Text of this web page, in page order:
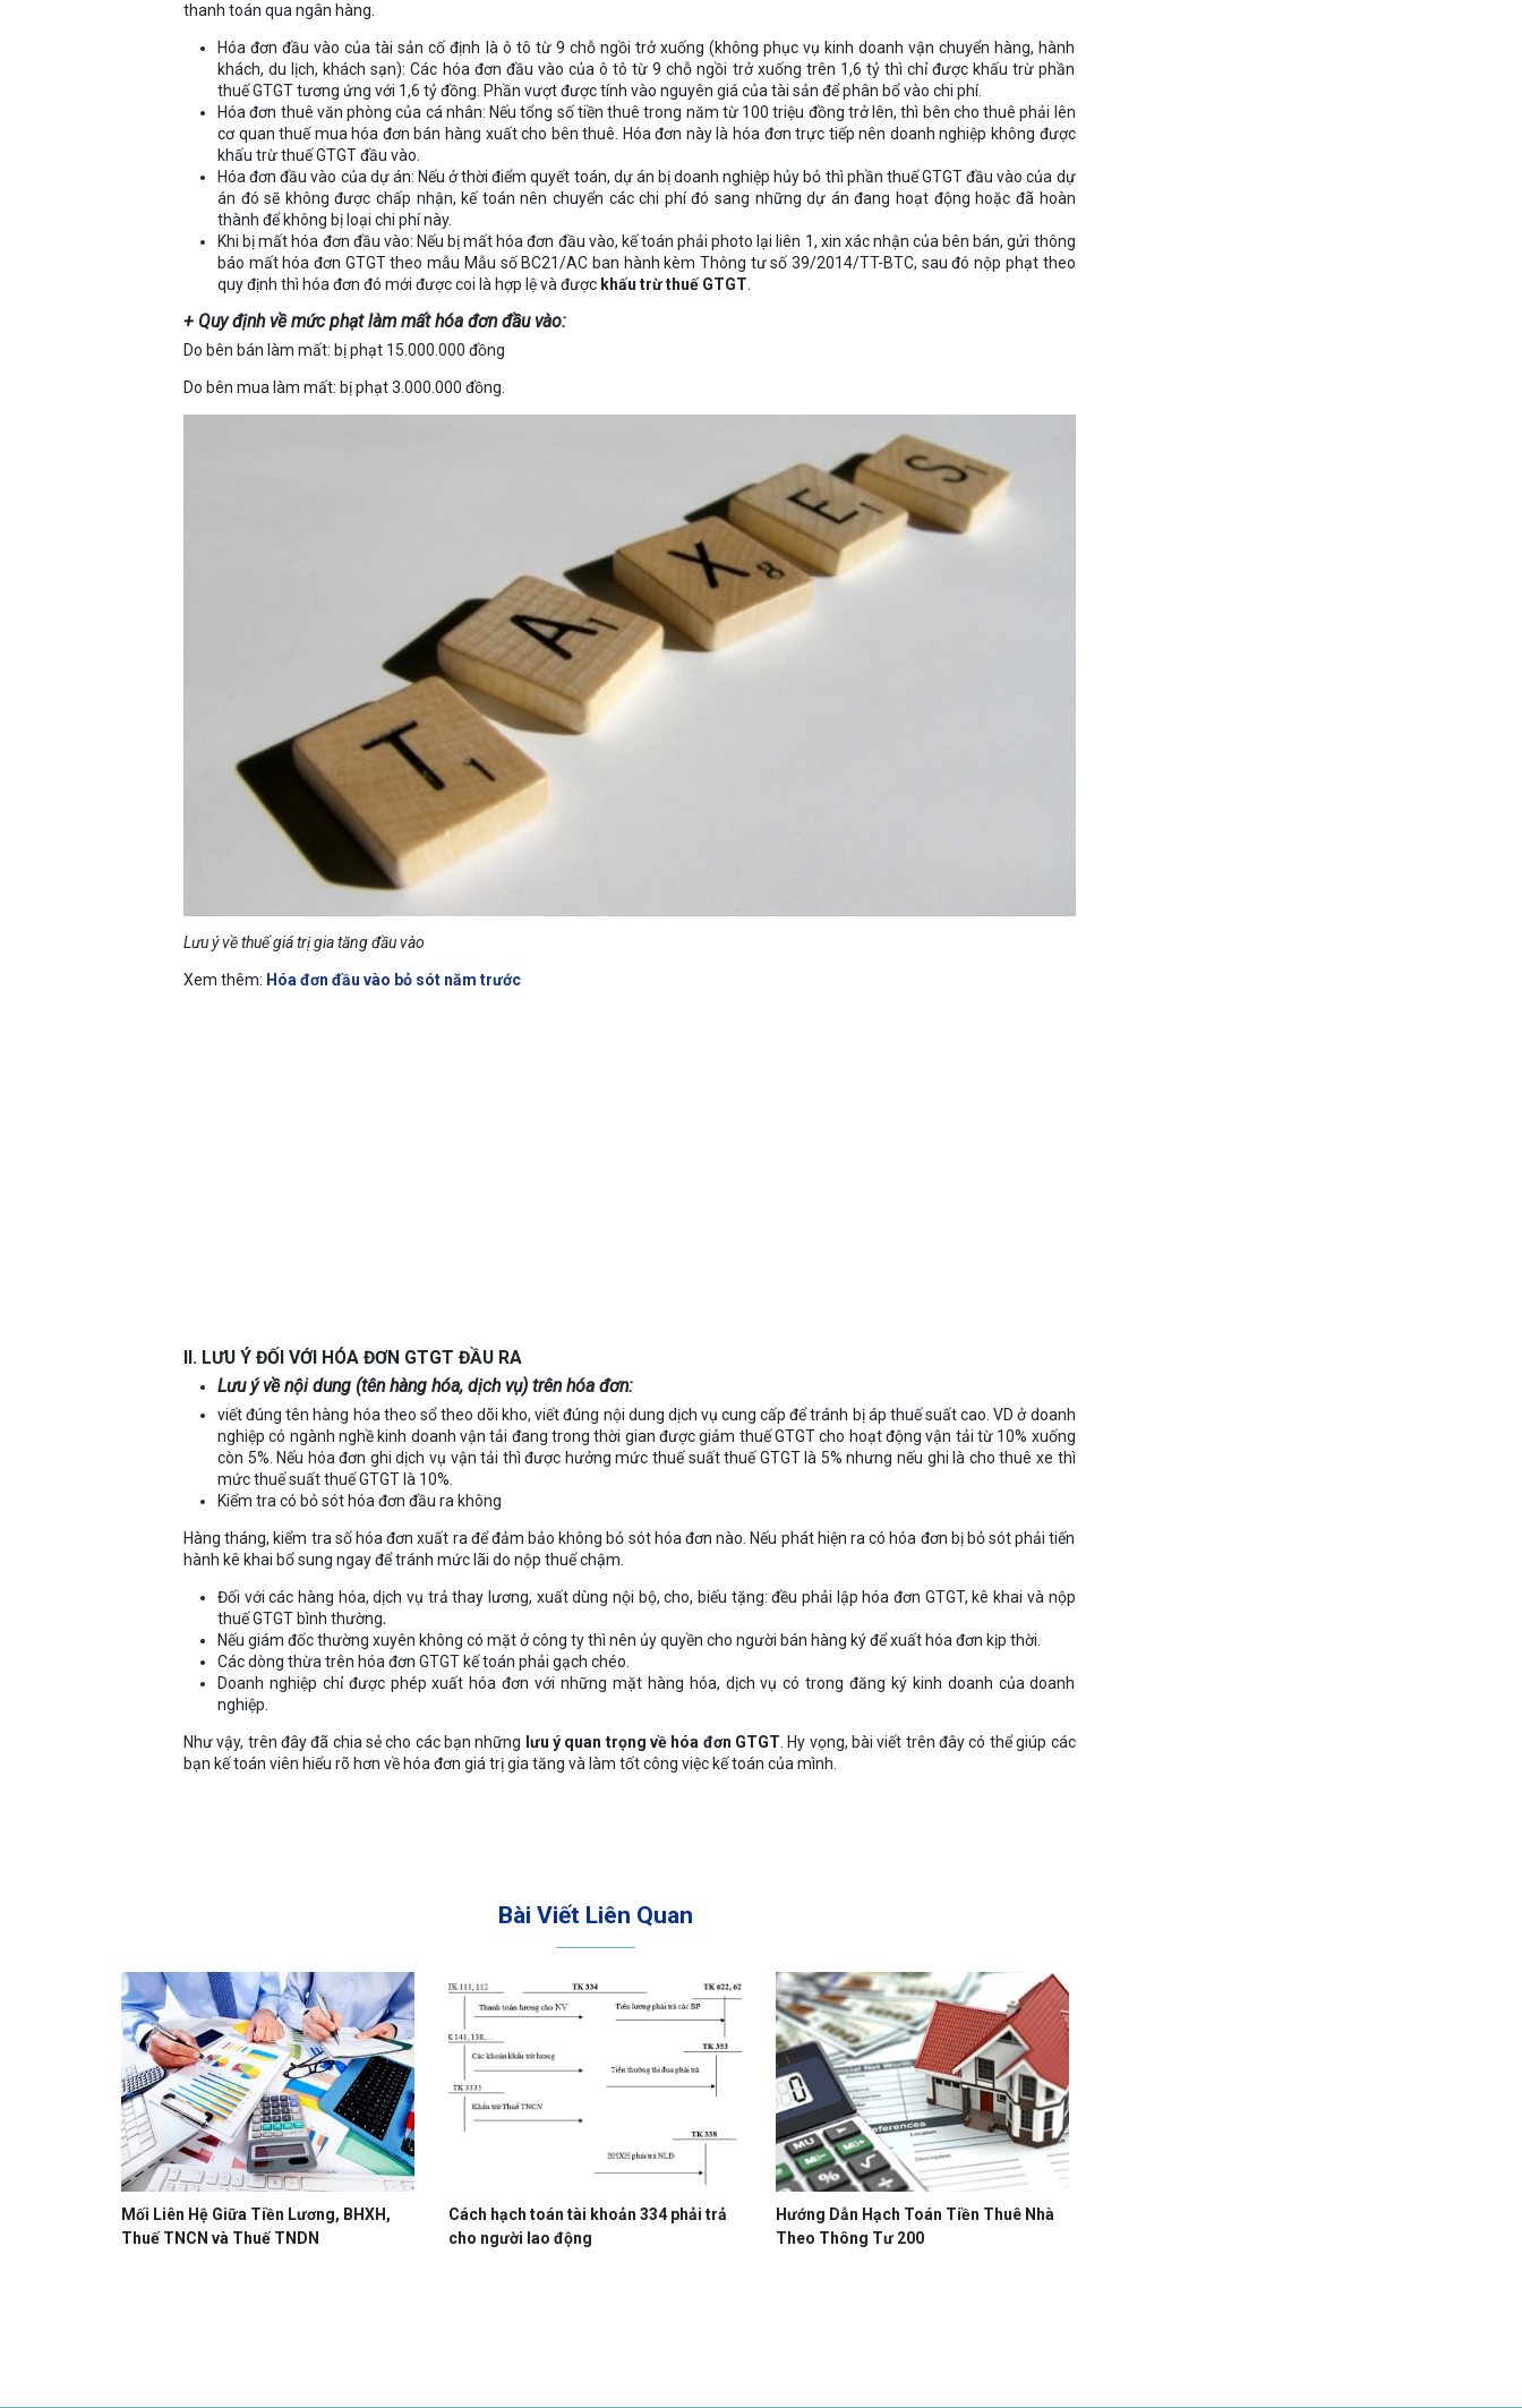
thanh toán qua ngân hàng.
Hóa đơn đầu vào của tài sản cố định là ô tô từ 9 chỗ ngồi trở xuống (không phục vụ kinh doanh vận chuyển hàng, hành
khách, du lịch, khách sạn): Các hóa đơn đầu vào của ô tô từ 9 chỗ ngồi trở xuống trên 1,6 tỷ thì chỉ được khấu trừ phần
thuế GTGT tương ứng với 1,6 tỷ đồng. Phần vượt được tính vào nguyên giá của tài sản để phân bổ vào chi phí.
Hóa đơn thuê văn phòng của cá nhân: Nếu tổng số tiền thuê trong năm từ 100 triệu đồng trở lên, thì bên cho thuê phải lên
cơ quan thuế mua hóa đơn bán hàng xuất cho bên thuê. Hóa đơn này là hóa đơn trực tiếp nên doanh nghiệp không được
khấu trừ thuế GTGT đầu vào.
Hóa đơn đầu vào của dự án: Nếu ở thời điểm quyết toán, dự án bị doanh nghiệp hủy bỏ thì phần thuế GTGT đầu vào của dự
án đó sẽ không được chấp nhận, kế toán nên chuyển các chi phí đó sang những dự án đang hoạt động hoặc đã hoàn
thành để không bị loại chi phí này.
Khi bị mất hóa đơn đầu vào: Nếu bị mất hóa đơn đầu vào, kế toán phải photo lại liên 1, xin xác nhận của bên bán, gửi thông
báo mất hóa đơn GTGT theo mẫu Mẫu số BC21/AC ban hành kèm Thông tư số 39/2014/TT-BTC, sau đó nộp phạt theo
quy định thì hóa đơn đó mới được coi là hợp lệ và được khấu trừ thuế GTGT.
+ Quy định về mức phạt làm mất hóa đơn đầu vào:
Do bên bán làm mất: bị phạt 15.000.000 đồng
Do bên mua làm mất: bị phạt 3.000.000 đồng.
Lưu ý về thuế giá trị gia tăng đầu vào
Xem thêm: Hóa đơn đầu vào bỏ sót năm trước
II. LƯU Ý ĐỐI VỚI HÓA ĐƠN GTGT ĐẦU RA
Lưu ý về nội dung (tên hàng hóa, dịch vụ) trên hóa đơn:
viết đúng tên hàng hóa theo sổ theo dõi kho, viết đúng nội dung dịch vụ cung cấp để tránh bị áp thuế suất cao. VD ở doanh
nghiệp có ngành nghề kinh doanh vận tải đang trong thời gian được giảm thuế GTGT cho hoạt động vận tải từ 10% xuống
còn 5%. Nếu hóa đơn ghi dịch vụ vận tải thì được hưởng mức thuế suất thuế GTGT là 5% nhưng nếu ghi là cho thuê xe thì
mức thuế suất thuế GTGT là 10%.
Kiểm tra có bỏ sót hóa đơn đầu ra không
Hàng tháng, kiểm tra số hóa đơn xuất ra để đảm bảo không bỏ sót hóa đơn nào. Nếu phát hiện ra có hóa đơn bị bỏ sót phải tiến
hành kê khai bổ sung ngay để tránh mức lãi do nộp thuế chậm.
Đối với các hàng hóa, dịch vụ trả thay lương, xuất dùng nội bộ, cho, biếu tặng: đều phải lập hóa đơn GTGT, kê khai và nộp
thuế GTGT bình thường.
Nếu giám đốc thường xuyên không có mặt ở công ty thì nên ủy quyền cho người bán hàng ký để xuất hóa đơn kịp thời.
Các dòng thừa trên hóa đơn GTGT kế toán phải gạch chéo.
Doanh nghiệp chỉ được phép xuất hóa đơn với những mặt hàng hóa, dịch vụ có trong đăng ký kinh doanh của doanh
nghiệp.
Như vậy, trên đây đã chia sẻ cho các bạn những lưu ý quan trọng về hóa đơn GTGT . Hy vọng, bài viết trên đây có thể giúp các
bạn kế toán viên hiểu rõ hơn về hóa đơn giá trị gia tăng và làm tốt công việc kế toán của mình.
Bài Viết Liên Quan
Mối Liên Hệ Giữa Tiền Lương, BHXH,
Thuế TNCN và Thuế TNDN
Cách hạch toán tài khoản 334 phải trả
cho người lao động
Hướng Dẫn Hạch Toán Tiền Thuê Nhà
Theo Thông Tư 200